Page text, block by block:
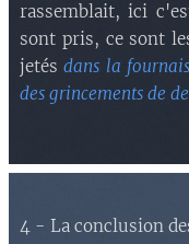
rassemblait, ici
sont pris, ce sont
jetésdans la
des grincements de
4 - La conclusion